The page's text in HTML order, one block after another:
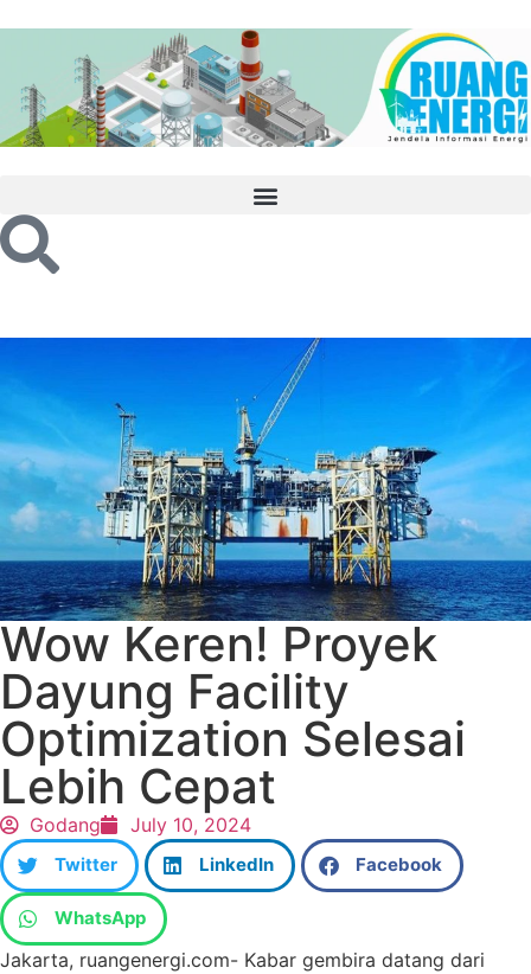
Wow Keren! Proyek
Dayung Facility
Optimization Selesai
Lebih Cepat
Godang July 10, 2024
Twitter LinkedIn Facebook
WhatsApp
Jakarta, ruangenergi.com- Kabar gembira datang dari